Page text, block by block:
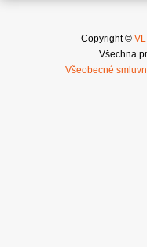
Copyright ©
Všechna
Všeobecné